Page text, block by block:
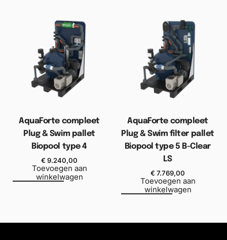
AquaForte compleet
Plug & Swim pallet
Biopool type 4
€ 9.240,00
Toevoegen aan
winkelwagen
AquaForte compleet
Plug & Swim filter pallet
Biopool type 5 B-Clear
LS
€ 7.769,00
Toevoegen aan
winkelwagen